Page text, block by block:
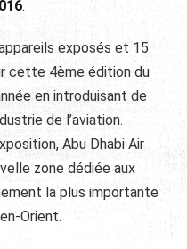
.
exposés et 15
cette 4ème édition du
en introduisant de
de l’aviation.
Abu Dhabi Air
zone dédiée aux
la plus importante
Orient.